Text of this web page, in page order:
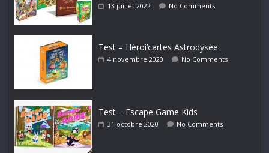
13 juillet 2022 No Comments
Test – Héroi’cartes Astrodysée
4 novembre 2020 No Comments
Test – Escape Game Kids
31 octobre 2020 No Comments